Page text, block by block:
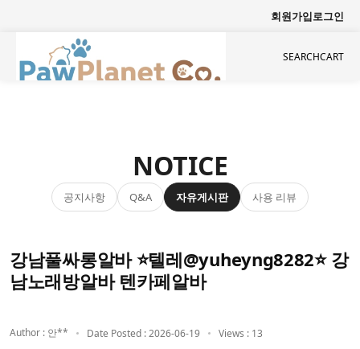
회원가입로그인
SEARCHCART
NOTICE
공지사항 Q&A 자유게시판 사용 리뷰
강남풀싸롱알바 ⭐텔레@yuheyng8282⭐ 강
남노래방알바 텐카페알바
Author : 안** Date Posted : 2026-06-19 Views : 13